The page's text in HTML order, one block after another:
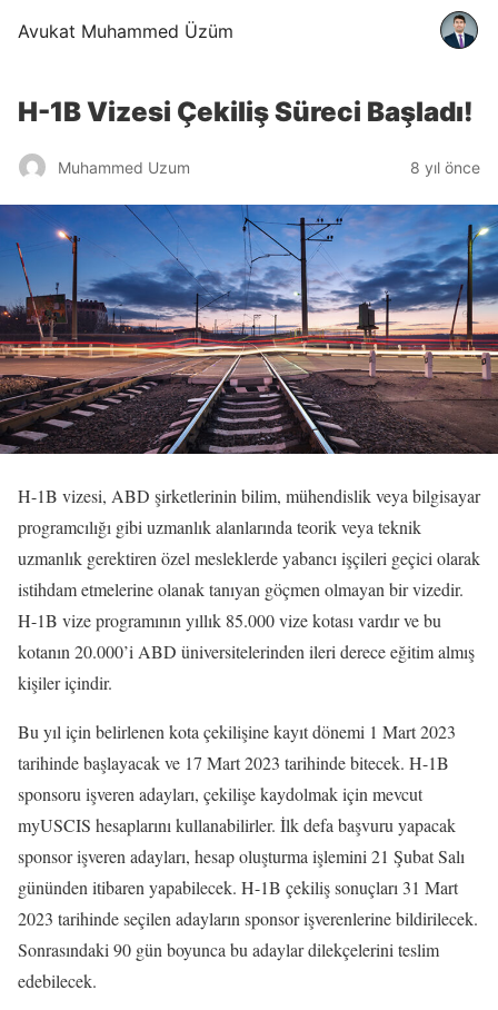
Avukat Muhammed Üzüm
H-1B Vizesi Çekiliş Süreci Başladı!
Muhammed Uzum 8 yıl önce
H-1B vizesi, ABD şirketlerinin bilim, mühendislik veya bilgisayar
programcılığı gibi uzmanlık alanlarında teorik veya teknik
uzmanlık gerektiren özel mesleklerde yabancı işçileri geçici olarak
istihdam etmelerine olanak tanıyan göçmen olmayan bir vizedir.
H-1B vize programının yıllık 85.000 vize kotası vardır ve bu
kotanın 20.000’i ABD üniversitelerinden ileri derece eğitim almış
kişiler içindir.
Bu yıl için belirlenen kota çekilişine kayıt dönemi 1 Mart 2023
tarihinde başlayacak ve 17 Mart 2023 tarihinde bitecek. H-1B
sponsoru işveren adayları, çekilişe kaydolmak için mevcut
myUSCIS hesaplarını kullanabilirler. İlk defa başvuru yapacak
sponsor işveren adayları, hesap oluşturma işlemini 21 Şubat Salı
gününden itibaren yapabilecek. H-1B çekiliş sonuçları 31 Mart
2023 tarihinde seçilen adayların sponsor işverenlerine bildirilecek.
Sonrasındaki 90 gün boyunca bu adaylar dilekçelerini teslim
edebilecek.